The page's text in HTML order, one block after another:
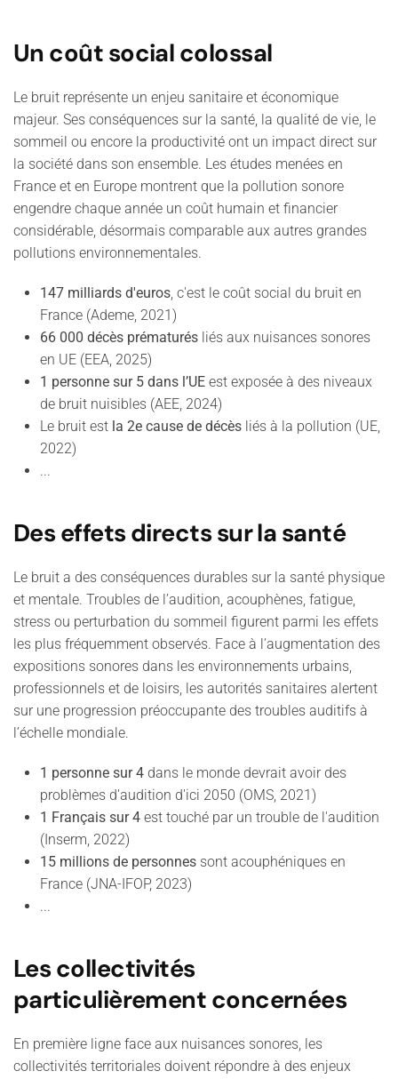
Un coût social colossal
Le bruit représente un enjeu sanitaire et économique
majeur. Ses conséquences sur la santé, la qualité de vie, le
sommeil ou encore la productivité ont un impact direct sur
la société dans son ensemble. Les études menées en
France et en Europe montrent que la pollution sonore
engendre chaque année un coût humain et financier
considérable, désormais comparable aux autres grandes
pollutions environnementales.
147 milliards d'euros, c'est le coût social du bruit en
France (Ademe, 2021)
66 000 décès prématurés liés aux nuisances sonores
en UE (EEA, 2025)
1 personne sur 5 dans l’UE est exposée à des niveaux
de bruit nuisibles (AEE, 2024)
Le bruit est la 2e cause de décès liés à la pollution (UE,
2022)
...
Des effets directs sur la santé
Le bruit a des conséquences durables sur la santé physique
et mentale. Troubles de l’audition, acouphènes, fatigue,
stress ou perturbation du sommeil figurent parmi les effets
les plus fréquemment observés. Face à l’augmentation des
expositions sonores dans les environnements urbains,
professionnels et de loisirs, les autorités sanitaires alertent
sur une progression préoccupante des troubles auditifs à
l’échelle mondiale.
1 personne sur 4 dans le monde devrait avoir des
problèmes d'audition d'ici 2050 (OMS, 2021)
1 Français sur 4 est touché par un trouble de l'audition
(Inserm, 2022)
15 millions de personnes sont acouphéniques en
France (JNA-IFOP, 2023)
...
Les collectivités
particulièrement concernées
En première ligne face aux nuisances sonores, les
collectivités territoriales doivent répondre à des enjeux